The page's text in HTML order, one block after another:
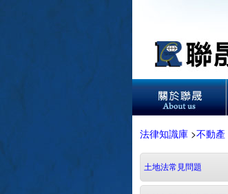
法律知識庫 >不動產
土地法常見問題